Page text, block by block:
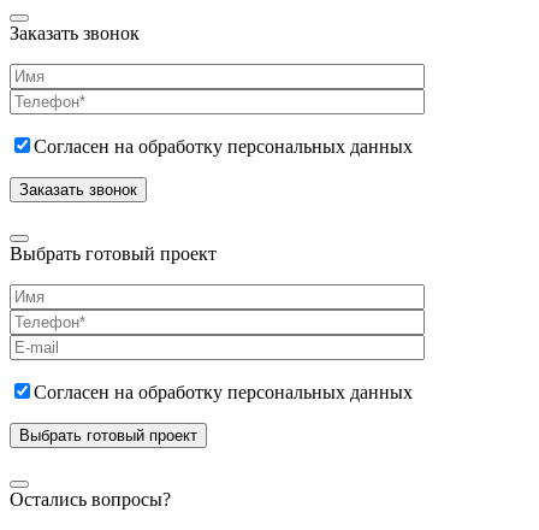
Заказать звонок
Согласен на обработку персональных данных
Выбрать готовый проект
Согласен на обработку персональных данных
Остались вопросы?